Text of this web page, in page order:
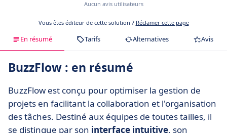
Aucun avis utilisateurs
Vous êtes éditeur de cette solution ? Réclamer cette page
En résumé Tarifs Alternatives Avis
BuzzFlow : en résumé
BuzzFlow est conçu pour optimiser la gestion de
projets en facilitant la collaboration et l'organisation
des tâches. Destiné aux équipes de toutes tailles, il
se distingue par son interface intuitive, son